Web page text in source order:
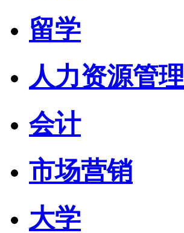
留学
人力资源管理
会计
市场营销
大学